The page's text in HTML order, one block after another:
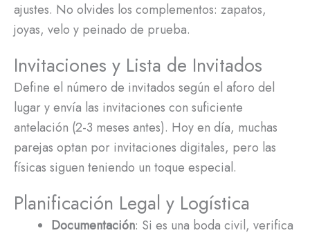
ajustes. No olvides los complementos: zapatos,
joyas, velo y peinado de prueba.
Invitaciones y Lista de Invitados
Define el número de invitados según el aforo del
lugar y envía las invitaciones con suficiente
antelación (2-3 meses antes). Hoy en día, muchas
parejas optan por invitaciones digitales, pero las
físicas siguen teniendo un toque especial.
Planificación Legal y Logística
Documentación: Si es una boda civil, verifica